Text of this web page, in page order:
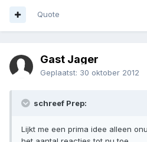
Quote
Gast Jager
Geplaatst: 30 oktober 2012
schreef Prep:
Lijkt me een prima idee alleen